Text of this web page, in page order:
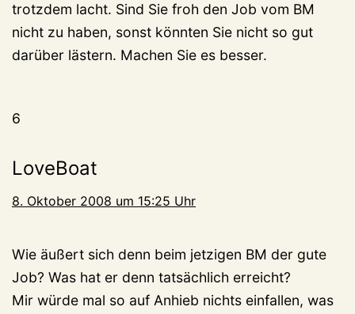
trotzdem lacht. Sind Sie froh den Job vom BM
nicht zu haben, sonst könnten Sie nicht so gut
darüber lästern. Machen Sie es besser.
6
LoveBoat
8. Oktober 2008 um 15:25 Uhr
Wie äußert sich denn beim jetzigen BM der gute
Job? Was hat er denn tatsächlich erreicht?
Mir würde mal so auf Anhieb nichts einfallen, was